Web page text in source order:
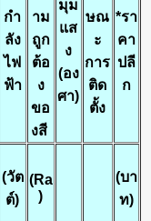
กำ
ลัง
ไฟ
ฟ้า
าม
ถูก
ต้อ
ง
ขอ
งสี
มุม
แส
ง
(อง
ศา)
ษณ
ะ
การ
ติด
ตั้ง
*รา
คา
ปลี
ก
(วัต
ต์)
(Ra
)
(บา
ท)